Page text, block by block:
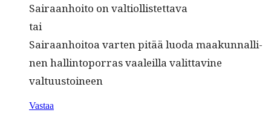
Sairaan­hoito on valtiollistettava
tai
Sairaan­hoitoa varten pitää luo­da maakun­nalli­
nen hallinto­por­ras vaaleil­la valit­tavine
valtuustoineen
Vastaa